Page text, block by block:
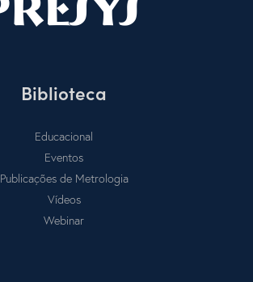
Biblioteca
Educacional
Eventos
Publicações de Metrologia
Vídeos
Webinar